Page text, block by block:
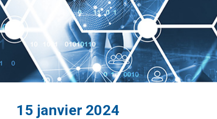
15 janvier 2024